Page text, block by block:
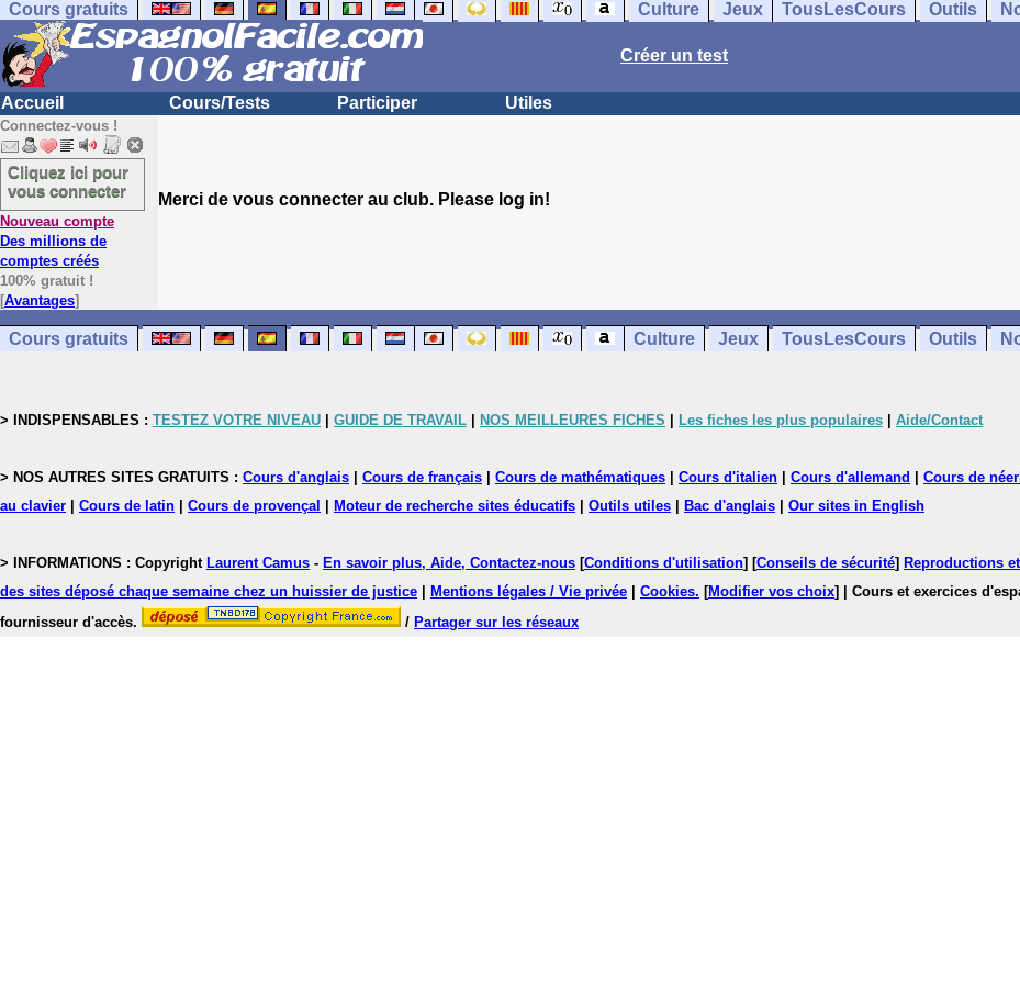
Cours gratuits Culture Jeux TousLesCours Outils
Créer un test
Accueil Cours/Tests Participer Utiles
Connectez-vous !
Cliquez ici pour
vous connecter
Nouveau compte
Des millions de
comptes créés
100% gratuit !
[Avantages]
Merci de vous connecter au club. Please log in!
Cours gratuits Culture Jeux TousLesCours Outils
> INDISPENSABLES : TESTEZ VOTRE NIVEAU GUIDE DE TRAVAIL NOS MEILLEURES FICHES Les fiches les plus populaires Aide/Contact
> NOS AUTRES SITES GRATUITS : Cours d'anglais Cours de français Cours de mathématiques Cours d'italien Cours d'allemand Cours de
au clavier
Cours de latin Cours de provençal Moteur de recherche sites éducatifs Outils utiles Bac d'anglais Our sites in English
> INFORMATIONS : Copyright Laurent Camus - En savoir plus, Aide, Contactez-nous [Conditions d'utilisation] [Conseils de sécurité] Reproductions
des sites déposé chaque semaine chez un huissier de justice
Mentions légales / Vie privée Cookies. [Modifier vos choix]
| Cours et exercices
fournisseur d'accès.
/ Partager sur les réseaux